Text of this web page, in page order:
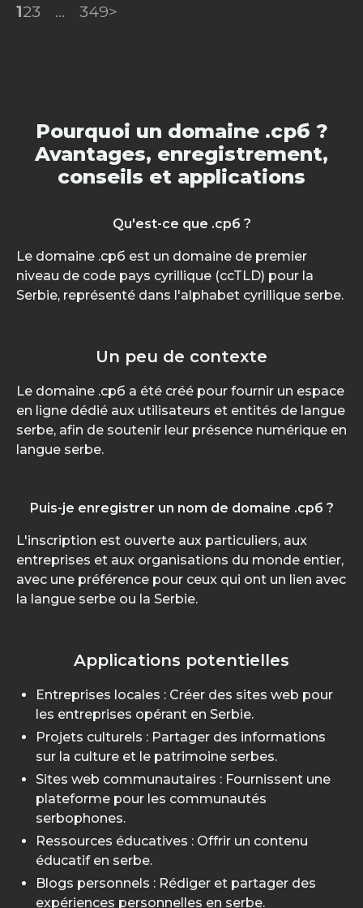
123 ... 349>
Pourquoi un domaine .срб ?
Avantages, enregistrement,
conseils et applications
Qu'est-ce que .срб ?
Le domaine .срб est un domaine de premier
niveau de code pays cyrillique (ccTLD) pour la
Serbie, représenté dans l'alphabet cyrillique serbe.
Un peu de contexte
Le domaine .срб a été créé pour fournir un espace
en ligne dédié aux utilisateurs et entités de langue
serbe, afin de soutenir leur présence numérique en
langue serbe.
Puis-je enregistrer un nom de domaine .срб ?
L'inscription est ouverte aux particuliers, aux
entreprises et aux organisations du monde entier,
avec une préférence pour ceux qui ont un lien avec
la langue serbe ou la Serbie.
Applications potentielles
Entreprises locales : Créer des sites web pour
les entreprises opérant en Serbie.
Projets culturels : Partager des informations
sur la culture et le patrimoine serbes.
Sites web communautaires : Fournissent une
plateforme pour les communautés
serbophones.
Ressources éducatives : Offrir un contenu
éducatif en serbe.
Blogs personnels : Rédiger et partager des
expériences personnelles en serbe.